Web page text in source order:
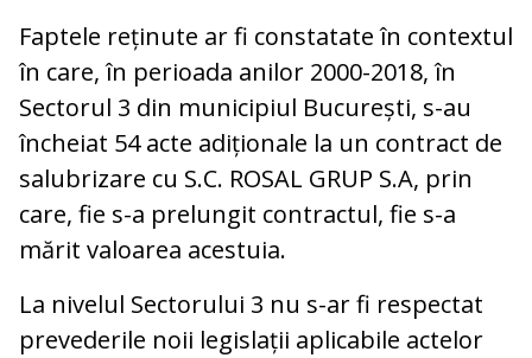
Faptele reținute ar fi constatate în contextul
în care, în perioada anilor 2000-2018, în
Sectorul 3 din municipiul București, s-au
încheiat 54 acte adiționale la un contract de
salubrizare cu S.C. ROSAL GRUP S.A, prin
care, fie s-a prelungit contractul, fie s-a
mărit valoarea acestuia.
La nivelul Sectorului 3 nu s-ar fi respectat
prevederile noii legislații aplicabile actelor